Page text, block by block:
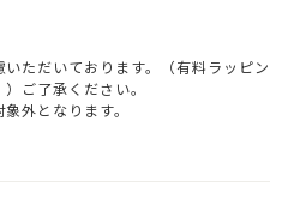
ただいております。（有料ラッピン
ご了承ください。
外となります。